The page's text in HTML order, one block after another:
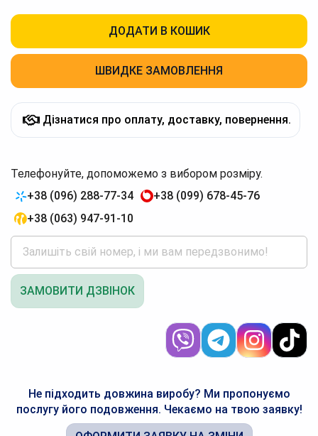
ДОДАТИ В КОШИК
ШВИДКЕ ЗАМОВЛЕННЯ
Дізнатися про оплату, доставку, повернення.
Телефонуйте, допоможемо з вибором розміру.
+38 (096) 288-77-34
+38 (099) 678-45-76
+38 (063) 947-91-10
ЗАМОВИТИ ДЗВІНОК
Не підходить довжина виробу? Ми пропонуємо
послугу його подовження. Чекаємо на твою заявку!